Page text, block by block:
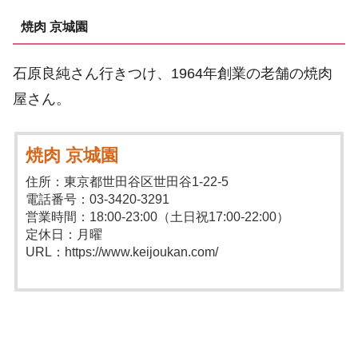
焼肉 京城園
石原良純さん行きつけ、1964年創業の老舗の焼肉
屋さん。
焼肉 京城園
住所：東京都世田谷区世田谷1-22-5
電話番号：03-3420-3291
営業時間：18:00-23:00（土日祝17:00-22:00）
定休日：月曜
URL：https://www.keijoukan.com/